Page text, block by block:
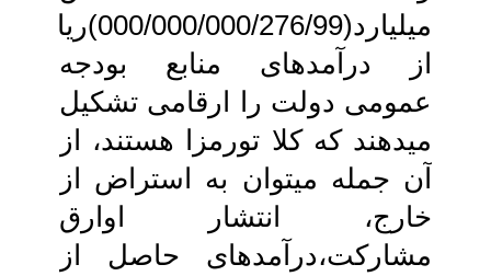
میلیارد(000/000/000/276/99)ریال‏
از درآمدهای منابع بودجه
عمومی دولت را ارقامی تشکیل
می‏دهند که کلا تورم‏زا هستند، از
آن جمله می‏توان به استراض از
خارج، انتشار اوارق
مشارکت،درآمدهای حاصل از